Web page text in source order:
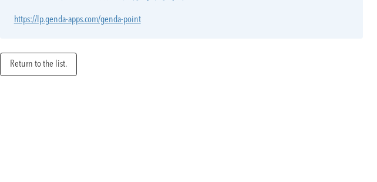
https://lp.genda-apps.com/genda-point
Return to the list.